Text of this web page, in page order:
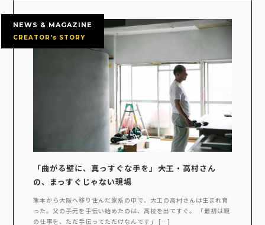
NEWS & MAGAZINE
CREATOR's STORY
「曲がる壁に、真っすぐな手を」――大工・高村さん
の、まっすぐじゃない現場
熊本から大阪へ移り住んだ家系の中で、大工の高村さんは生まれ育
った。父の手元を手伝い始めたのは、高校を出てすぐ。 「最初は親
の仕事を、ただ手伝ってただけなんです」 […]